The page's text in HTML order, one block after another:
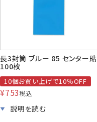
長3封筒 ブルー 85 センター貼
100枚
10個お買い上げで10％OFF
¥753税込